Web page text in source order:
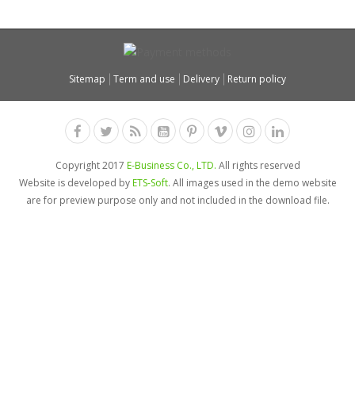
Sitemap Term and use Delivery Return policy
Copyright 2017 E-Business Co., LTD. All rights reserved
Website is developed byETS-Soft. All images used in the demo website
are for preview purpose only and not included in the download file.